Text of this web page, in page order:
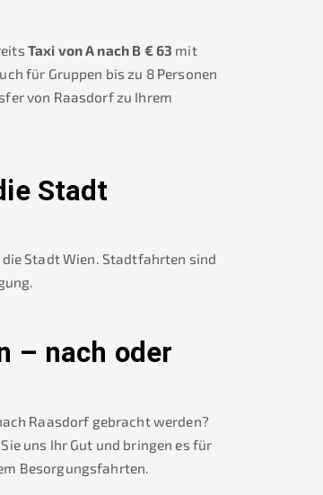
Taxi von A nach B €63 mit
für Gruppen bis zu 8 Personen
von Raasdorf zu Ihrem
Stadt
Stadt Wien. Stadtfahrten sind
– nach oder
Raasdorf gebracht werden?
uns Ihr Gut und bringen es für
Besorgungsfahrten.